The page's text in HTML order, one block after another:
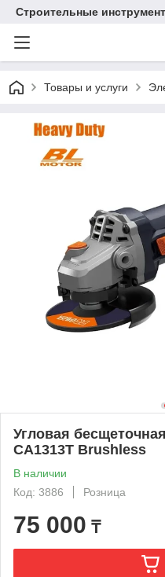
Строительные
Товары и услуги
Угловая
CA1313T Brushless
В наличии
Код: 3886
Розница
75 000 ₸